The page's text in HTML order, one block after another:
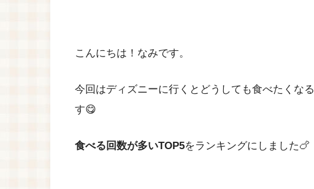
こんにちは！なみです。
今回はディズニーに行くとどうしても食べたくなる
す😋
食べる回数が多いTOP5をランキングにしました🍗